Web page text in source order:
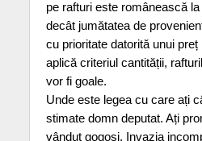
pe rafturi este românească
decât jumătatea de
cu prioritate datorită unui
aplică criteriul cantității,
vor fi goale.
Unde este legea cu care ați
stimate domn deputat. Ați
vândut gogoși. Invazia